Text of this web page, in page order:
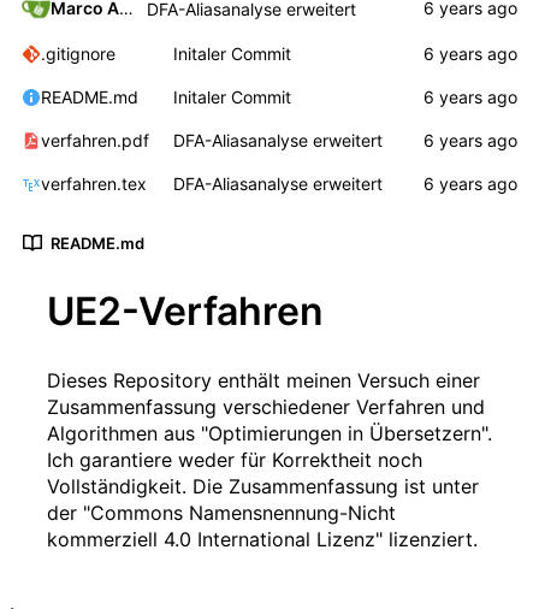
Marco Ammon DFA-Aliasanalyse erweitert
.gitignore Initaler Commit
README.md Initaler Commit
verfahren.pdf DFA-Aliasanalyse erweitert
verfahren.tex DFA-Aliasanalyse erweitert
README.md
UE2-Verfahren
Dieses Repository enthält meinen Versuch einer
Zusammenfassung verschiedener Verfahren und
Algorithmen aus "Optimierungen in Übersetzern".
Ich garantiere weder für Korrektheit noch
Vollständigkeit. Die Zusammenfassung ist unter
der "Commons Namensnennung-Nicht
kommerziell 4.0 International Lizenz" lizenziert.